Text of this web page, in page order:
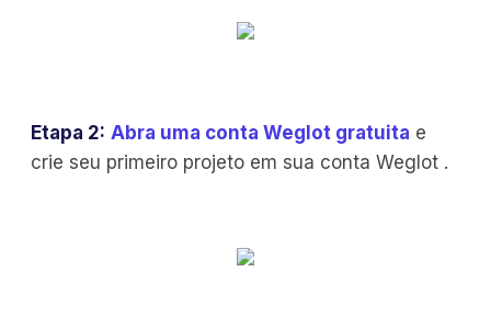
Etapa 2: Abra uma conta Weglot gratuita e
crie seu primeiro projeto em sua conta Weglot .